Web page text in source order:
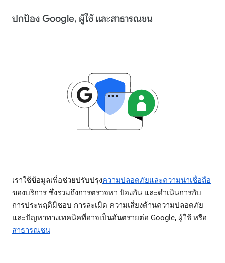
ปกป้อง Google, ผู้ใช้ และสาธารณชน
เราใช้ข้อมูลเพื่อช่วยปรับปรุงความปลอดภัยและความน่าเชื่อถือ
ของบริการ ซึ่งรวมถึงการตรวจหา ป้องกัน และดำเนินการกับ
การประพฤติมิชอบ การละเมิด ความเสี่ยงด้านความปลอดภัย
และปัญหาทางเทคนิคที่อาจเป็นอันตรายต่อ Google, ผู้ใช้ หรือ
สาธารณชน